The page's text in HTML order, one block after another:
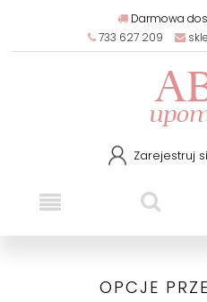
Darmowa
733 627 209
Zarejestruj
OPCJE